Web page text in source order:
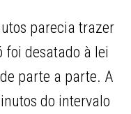
parecia trazer
foi desatado à lei
parte a parte. A
do intervalo